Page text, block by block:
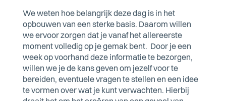
We weten hoe belangrijk deze dag is in het
opbouwen van een sterke basis. Daarom willen
we ervoor zorgen dat je vanaf het allereerste
moment volledig op je gemak bent. Door je een
week op voorhand deze informatie te bezorgen,
willen we je de kans geven om jezelf voor te
bereiden, eventuele vragen te stellen en een idee
te vormen over wat je kunt verwachten. Hierbij